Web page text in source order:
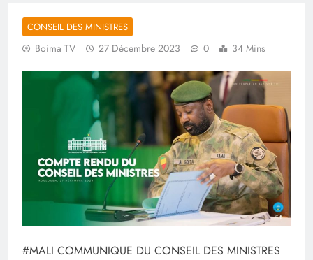
CONSEIL DES MINISTRES
Boima TV 27 Décembre 2023 0 34 Mins
#MALI COMMUNIQUE DU CONSEIL DES MINISTRES